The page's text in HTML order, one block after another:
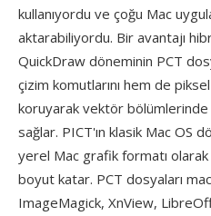
kullanıyordu ve çoğu Mac
aktarabiliyordu. Bir avantajı
QuickDraw döneminin PCT
çizim komutlarını hem de
koruyarak vektör bölümlerinde
sağlar. PICT'ın klasik Mac OS
yerel Mac grafik formatı
boyut katar. PCT dosyaları
ImageMagick, XnView,